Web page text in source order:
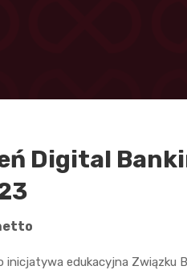
Digital
inicjatywa edukacyjna Związku